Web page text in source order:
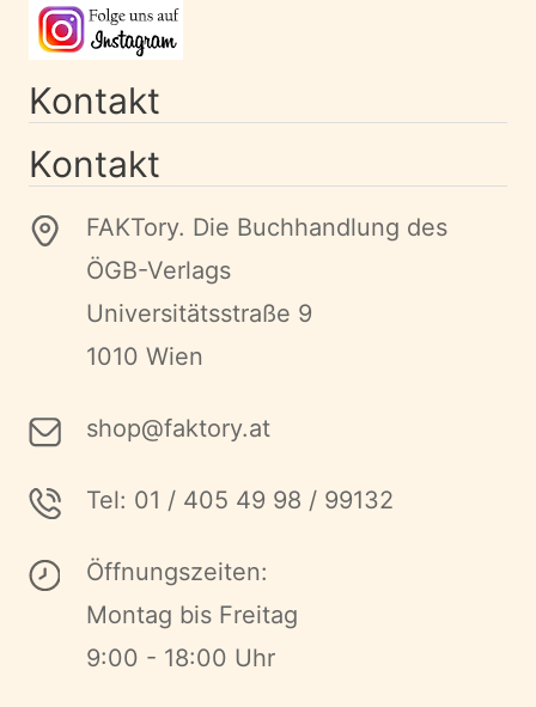
Kontakt
Kontakt
FAKTory. Die Buchhandlung des
ÖGB-Verlags
Universitätsstraße 9
1010 Wien
shop@faktory.at
Tel: 01 / 405 49 98 / 99132
Öffnungszeiten:
Montag bis Freitag
9:00 - 18:00 Uhr